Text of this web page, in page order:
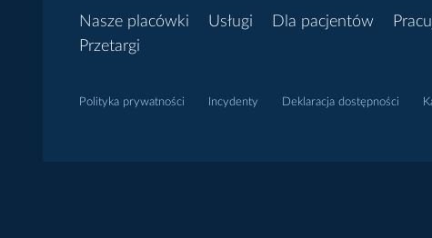
Nasze placówki Usługi Dla pacjentów
Przetargi
Polityka prywatności Incydenty Deklaracja dostępności